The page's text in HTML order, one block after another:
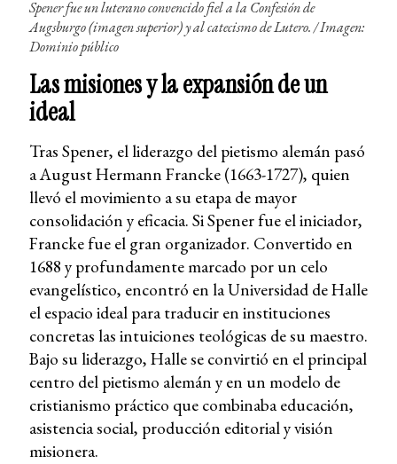
Spener fue un luterano convencido fiel a la Confesión de
Augsburgo(imagen superior) y al catecismo de Lutero. / Imagen:
Dominio público
Las misiones y la expansión de un
ideal
Tras Spener, el liderazgo del pietismo alemán pasó
a August Hermann Francke (1663-1727), quien
llevó el movimiento a su etapa de mayor
consolidación y eficacia. Si Spener fue el iniciador,
Francke fue el gran organizador. Convertido en
1688 y profundamente marcado por un celo
evangelístico, encontró en la Universidad de Halle
el espacio ideal para traducir en instituciones
concretas las intuiciones teológicas de su maestro.
Bajo su liderazgo, Halle se convirtió en el principal
centro del pietismo alemán y en un modelo de
cristianismo práctico que combinaba educación,
asistencia social, producción editorial y visión
misionera.